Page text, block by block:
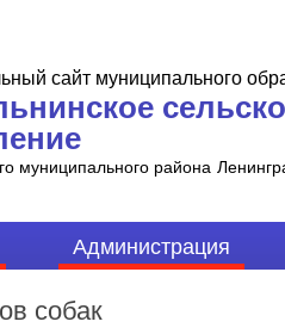
сайт муниципального
муниципального района
Администрация
собак